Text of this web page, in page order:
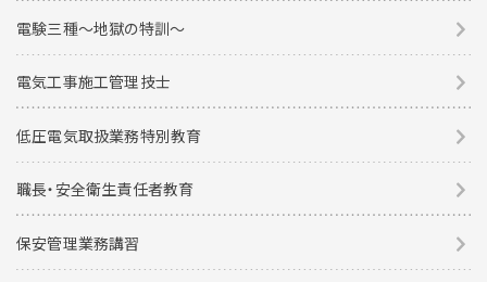
電験三種〜地獄の特訓〜
電気工事施工管理技士
低圧電気取扱業務特別教育
職長・安全衛生責任者教育
保安管理業務講習